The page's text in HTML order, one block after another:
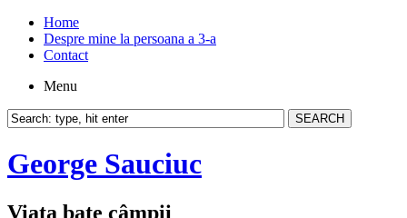
Home
Despre mine la persoana a 3-a
Contact
Menu
George Sauciuc
Viaţa bate câmpii